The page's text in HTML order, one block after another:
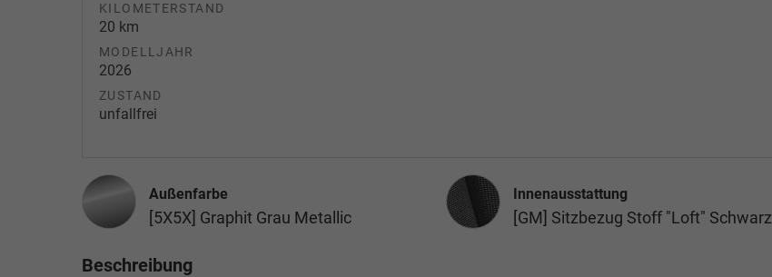
KILOMETERSTAND
20 km
MODELLJAHR
2026
ZUSTAND
unfallfrei
Außenfarbe
[5X5X] Graphit Grau Metallic
InnenausstattungInnenausstattung
[GM] Sitzbezug Stoff "Loft" Schwarz
Beschreibung